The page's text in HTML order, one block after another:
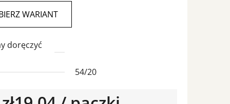
WARIANT
doręczyć
54/20